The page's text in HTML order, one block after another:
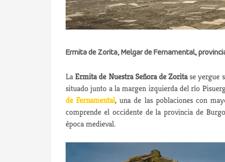
Ermita de Zorita, Melgar de Fernamental,
LaErmita de Nuestra Señora de Zoritase yergue
situado junto a la margen izquierda del río
de Fernamental, una de las poblaciones con
comprende el occidente de la provincia de
época medieval.